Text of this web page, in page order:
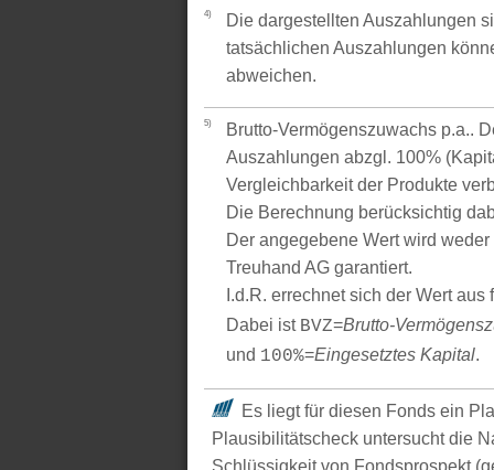
4)
Die dargestellten Auszahlungen
tatsächlichen Auszahlungen
abweichen.
5)
Brutto-Vermögenszuwachs p.a..
Auszahlungen abzgl. 100%
Vergleichbarkeit der Produkte
Die Berechnung berücksichtig
Der angegebene Wert wird
Treuhand AG garantiert.
I.d.R. errechnet sich der Wert
Dabei ist BVZ=Brutto-
und 100%=Eingesetztes Kapital.
Es liegt für diesen Fonds ein
Plausibilitätscheck untersucht die
Schlüssigkeit von Fondsprospekt